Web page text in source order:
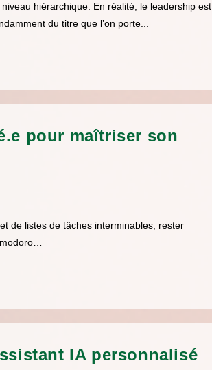
hiérarchique. En réalité, le leadership est
du titre que l’on porte...
pour maîtriser son
de listes de tâches interminables, rester
IA personnalisé